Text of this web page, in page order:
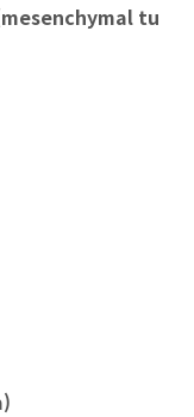
tu